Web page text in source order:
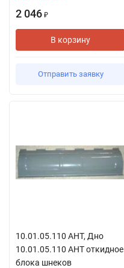
2 046 ₽
В корзину
Отправить заявку
10.01.05.110 АНТ, Дно
10.01.05.110 АНТ откидное
блока шнеков